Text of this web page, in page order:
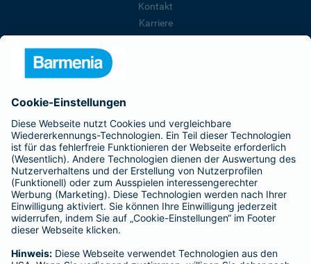
Kontakt
Karriere
Barmenia ist Teil der BarmeniaGothaer
BELIEBTE SEITEN
Kranken-Zusatzversicherung
Tierversicherungen
Haftpflichtversicherung
Hausratversicherung